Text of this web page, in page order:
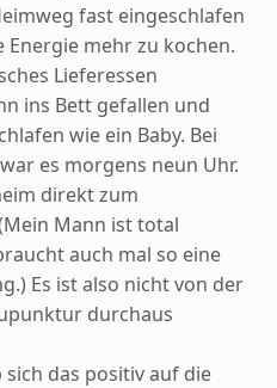
fast eingeschlafen
Energie mehr zu kochen.
Lieferessen
ins Bett gefallen und
wie ein Baby. Bei
es morgens neun Uhr.
direkt zum
Mann ist total
auch mal so eine
Es ist also nicht von der
durchaus
das positiv auf die